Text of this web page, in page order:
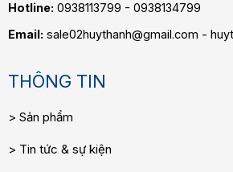
Hotline: 0938113799 - 0938134799
Email: sale02huythanh@gmail.com -
THÔNG TIN
Sản phẩm
Tin tức & sự kiện